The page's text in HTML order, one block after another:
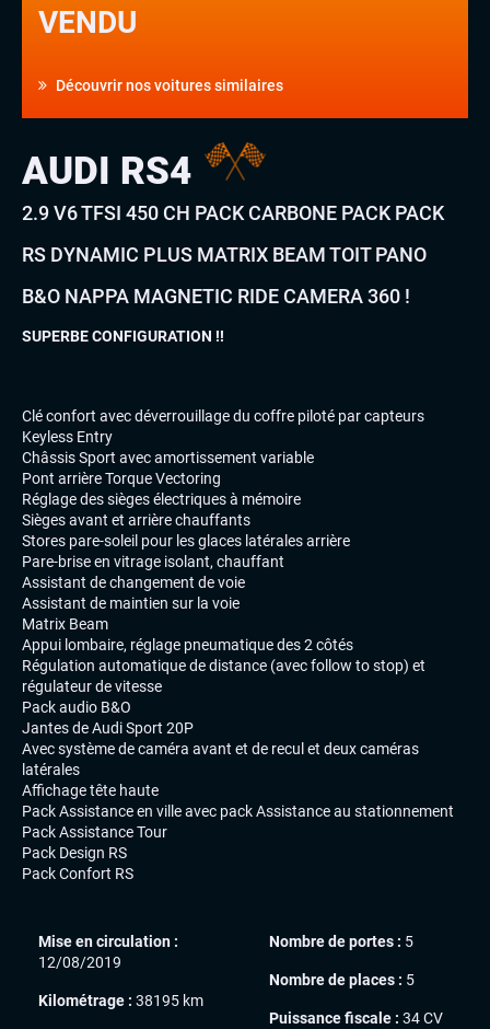
VENDU
Découvrir nos voitures similaires
AUDI RS4
2.9 V6 TFSI 450 CH PACK CARBONE PACK PACK
RS DYNAMIC PLUS MATRIX BEAM TOIT PANO
B&O NAPPA MAGNETIC RIDE CAMERA 360 !
SUPERBE CONFIGURATION !!
Clé confort avec déverrouillage du coffre piloté par capteurs
Keyless Entry
Châssis Sport avec amortissement variable
Pont arrière Torque Vectoring
Réglage des sièges électriques à mémoire
Sièges avant et arrière chauffants
Stores pare-soleil pour les glaces latérales arrière
Pare-brise en vitrage isolant, chauffant
Assistant de changement de voie
Assistant de maintien sur la voie
Matrix Beam
Appui lombaire, réglage pneumatique des 2 côtés
Régulation automatique de distance (avec follow to stop) et
régulateur de vitesse
Pack audio B&O
Jantes de Audi Sport 20P
Avec système de caméra avant et de recul et deux caméras
latérales
Affichage tête haute
Pack Assistance en ville avec pack Assistance au stationnement
Pack Assistance Tour
Pack Design RS
Pack Confort RS
Mise en circulation :
12/08/2019
Kilométrage : 38195 km
Nombre de portes : 5
Nombre de places : 5
Puissance fiscale : 34 CV